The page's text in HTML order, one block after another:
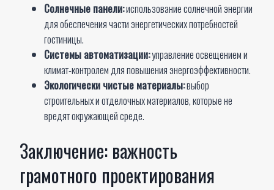
Солнечные панели:использование солнечной энергии
для обеспечения части энергетических потребностей
гостиницы.
Системы автоматизации:управление освещением и
климат-контролем для повышения энергоэффективности.
Экологически чистые материалы:выбор
строительных и отделочных материалов, которые не
вредят окружающей среде.
Заключение: важность
грамотного проектирования